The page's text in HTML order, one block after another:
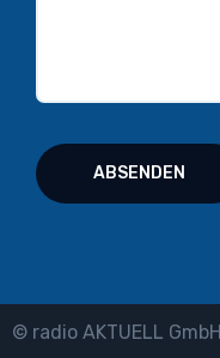
© radio AKTUELL GmbH